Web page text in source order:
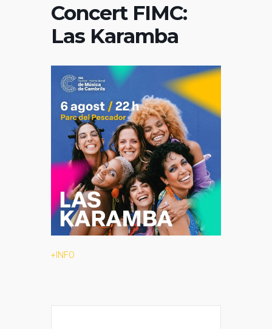
Concert FIMC:
Las Karamba
+INFO